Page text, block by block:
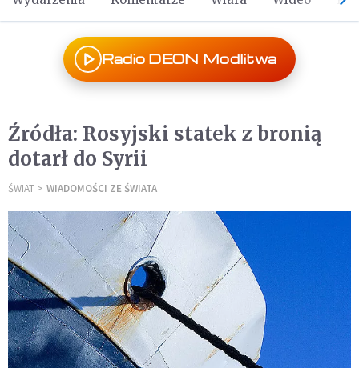
Radio DEON Modlitwa
Źródła: Rosyjski statek z bronią
dotarł do Syrii
ŚWIAT WIADOMOŚCI ZE ŚWIATA